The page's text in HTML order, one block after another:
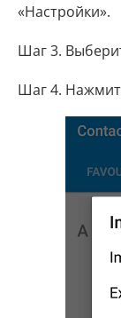
«Настройки».
Шаг 3.
Шаг 4.